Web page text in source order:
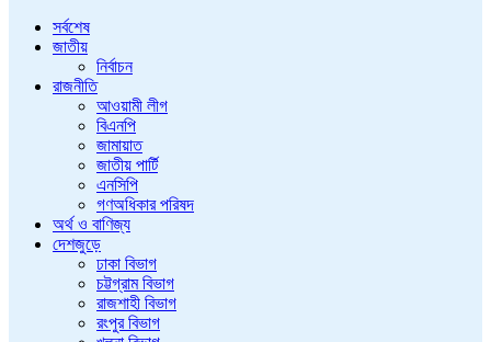
সর্বশেষ
জাতীয়
নির্বাচন
রাজনীতি
আওয়ামী লীগ
বিএনপি
জামায়াত
জাতীয় পার্টি
এনসিপি
গণঅধিকার পরিষদ
অর্থ ও বাণিজ্য
দেশজুড়ে
ঢাকা বিভাগ
চট্টগ্রাম বিভাগ
রাজশাহী বিভাগ
রংপুর বিভাগ